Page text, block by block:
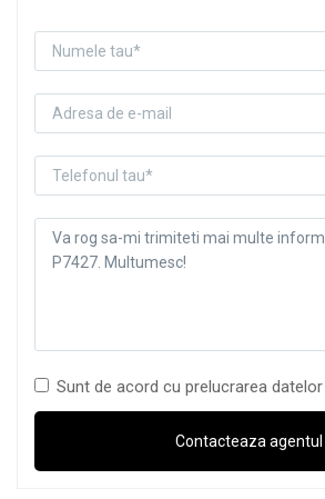
Sunt de acord cu prelucrarea datelor